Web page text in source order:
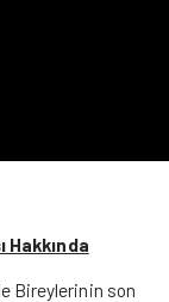
Hakkında
Bireylerinin son